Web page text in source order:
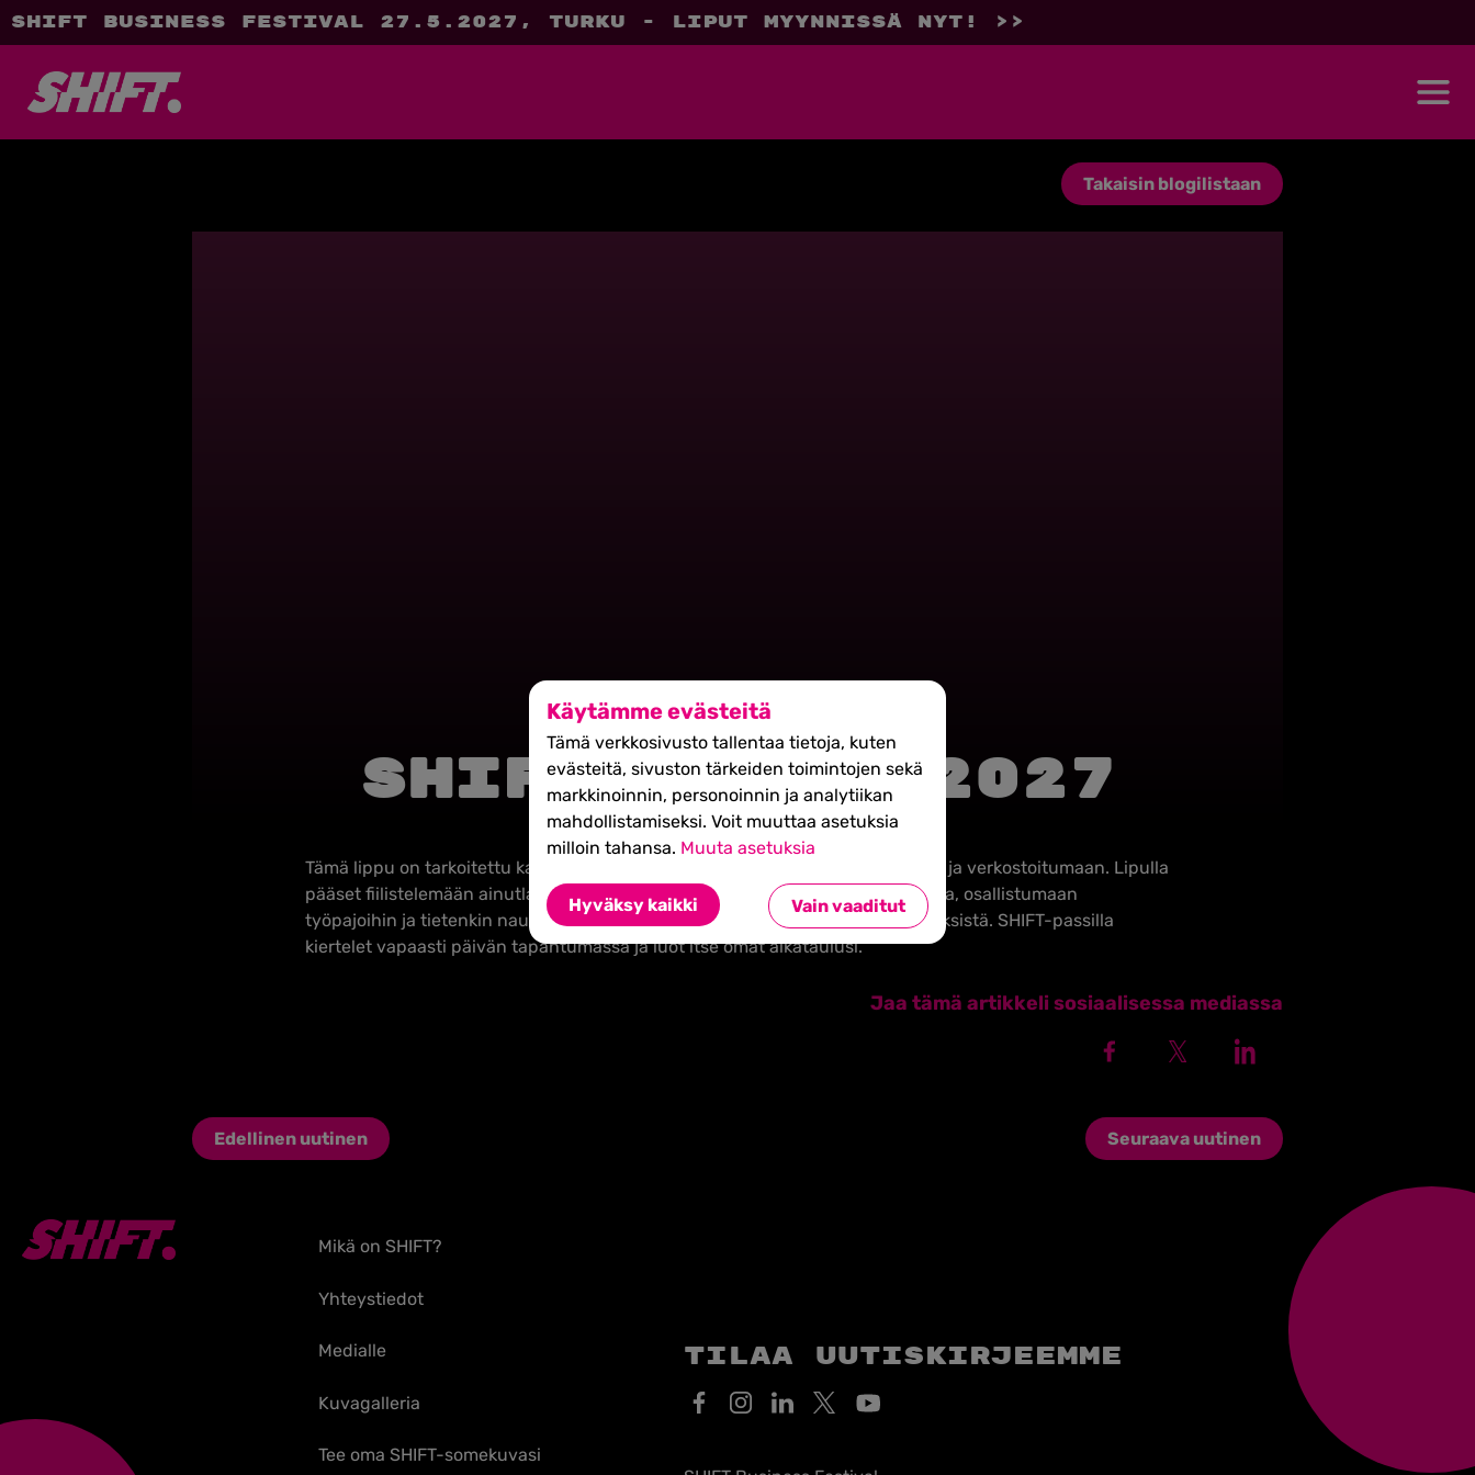
Käytämme evästeitä
Tämä verkkosivusto tallentaa tietoja, kuten
evästeitä, sivuston tärkeiden toimintojen sekä
markkinoinnin, personoinnin ja analytiikan
mahdollistamiseksi. Voit muuttaa asetuksia
milloin tahansa. Muuta asetuksia
Hyväksy kaikki Vain vaaditut
SHIFT Business Festival 27.5.2027, Turku - liput myynnissä nyt! >>
Takaisin blogilistaan
SHIFT PASSI 2027
Tämä lippu on tarkoitettu kaikille, jotka haluavat tulla SHIFTiin oppimaan uutta ja verkostoitumaan. Lipulla
pääset fiilistelemään ainutlaatuista festivaalitunnelmaa, kuuntelemaan puhujia, osallistumaan
työpajoihin ja tietenkin nauttimaan hyvästä musiikista ja yllättävistäkin elämyksistä. SHIFT-passilla
kiertelet vapaasti päivän tapahtumassa ja luot itse omat aikataulusi.
Jaa tämä artikkeli sosiaalisessa mediassa
Edellinen uutinen Seuraava uutinen
Mikä on SHIFT?
Yhteystiedot
Medialle
Kuvagalleria
Tee oma SHIFT-somekuvasi
Tilaa uutiskirjeemme